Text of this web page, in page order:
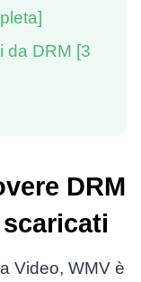
da DRM [3
DRM
Video, WMV è